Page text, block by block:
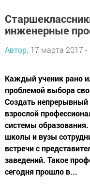
инженерные
Автор, 17 марта 2017 -
Каждый ученик рано
проблемой выбора
Создать непрерывный
взрослой
системы образования.
школы и вузы
встречи с
заведений. Такое
сегодня прошло в...